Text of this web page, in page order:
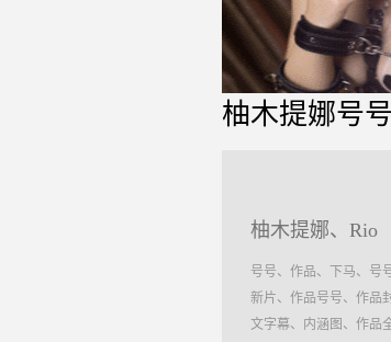
柚木提娜号
柚木提娜、Rio
号号、作品、下马、号
新片、作品号号、作品
文字幕、内涵图、作品